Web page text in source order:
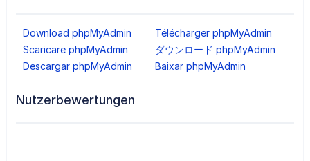
Download phpMyAdmin
Télécharger phpMyAdmin
Scaricare phpMyAdmin
ダウンロード phpMyAdmin
Descargar phpMyAdmin
Baixar phpMyAdmin
Nutzerbewertungen